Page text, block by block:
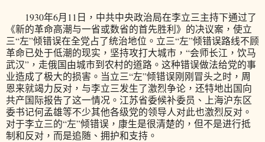
1930年6月11日，中共中央政治局在李立三主持下通过了
《新的革命高潮与一省或数省的首先胜利》的决议案，使立
三“左”倾错误在全党占了统治地位。立三“左”倾错误路线不顾
革命已处于低潮的现实，坚持攻打大城市，“会师长江，饮马
武汉”，走俄国由城市到农村的道路。这种错误做法给党的事
业造成了极大的损害。当立三“左”倾错误刚刚冒头之时，周
恩来就竭力反对，与李立三发生了激烈争论，还特地出国向
共产国际报告了这一情况。江苏省委候补委员、上海沪东区
委书记何孟雄等不少其他各级党的领导人对此也激烈反对。
对于李立三的“左”倾错误，康生是很清楚的，但不是进行抵
制和反对，而是追随、拥护和支持。